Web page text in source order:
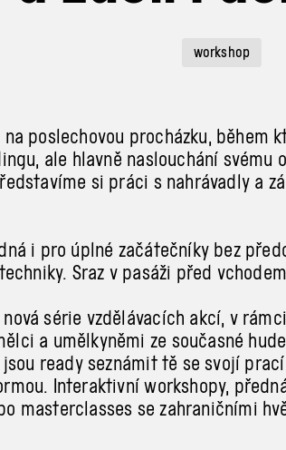
workshop
na poslechovou procházku, během
ale hlavně naslouchání svému
si práci s nahrávadly a
i pro úplné začátečníky bez
Sraz v pasáži před vchodem
nová série vzdělávacích akcí, v
a umělkyněmi ze současné
ready seznámit tě se svojí
Interaktivní workshopy,
masterclasses se zahraničními